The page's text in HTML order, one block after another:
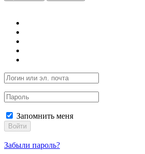
Запомнить меня
Войти
Забыли пароль?